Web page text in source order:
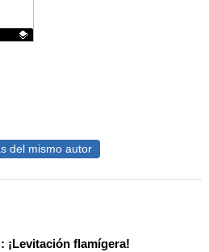
del mismo autor
¡Levitación flamígera!